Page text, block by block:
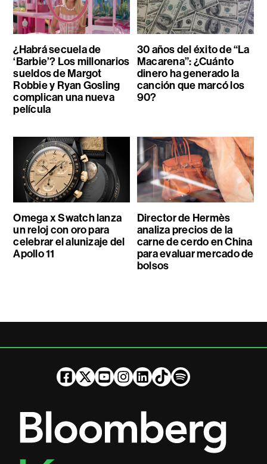
¿Habrá secuela de
‘Barbie’? Los millonarios
sueldos de Margot
Robbie y Ryan Gosling
complican una nueva
película
30 años del éxito de “La
Macarena”: ¿Cuánto
dinero ha generado la
canción que marcó los
90?
Omega x Swatch lanza
un reloj con oro para
celebrar el alunizaje del
Apollo 11
Director de Hermès
analiza precios de la
carne de cerdo en China
para evaluar mercado de
bolsos